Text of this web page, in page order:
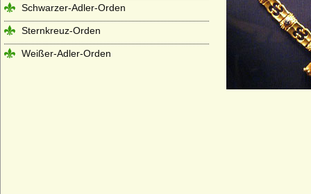
Schwarzer-Adler-Orden
Sternkreuz-Orden
Weißer-Adler-Orden